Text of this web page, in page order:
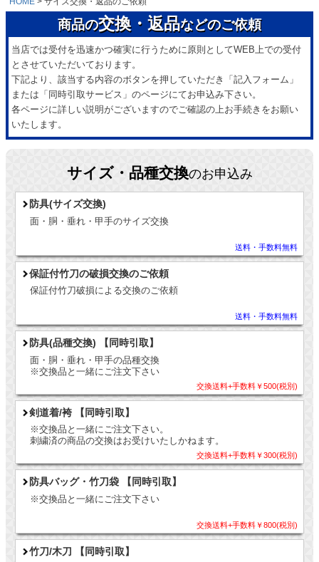
商品の交換・返品などのご依頼
当店では受付を迅速かつ確実に行うために原則としてWEB上での受付
とさせていただいております。
下記より、該当する内容のボタンを押していただき「記入フォーム」
または「同時引取サービス」のページにてお申込み下さい。
各ページに詳しい説明がございますのでご確認の上お手続きをお願い
いたします。
サイズ・品種交換のお申込み
防具(サイズ交換)
面・胴・垂れ・甲手のサイズ交換
送料・手数料無料
保証付竹刀の破損交換のご依頼
保証付竹刀破損による交換のご依頼
送料・手数料無料
防具(品種交換) 【同時引取】
面・胴・垂れ・甲手の品種交換
※交換品と一緒にご注文下さい
交換送料+手数料￥500(税別)
剣道着/袴 【同時引取】
※交換品と一緒にご注文下さい。
刺繍済の商品の交換はお受けいたしかねます。
交換送料+手数料￥300(税別)
防具バッグ・竹刀袋 【同時引取】
※交換品と一緒にご注文下さい
交換送料+手数料￥800(税別)
竹刀/木刀 【同時引取】